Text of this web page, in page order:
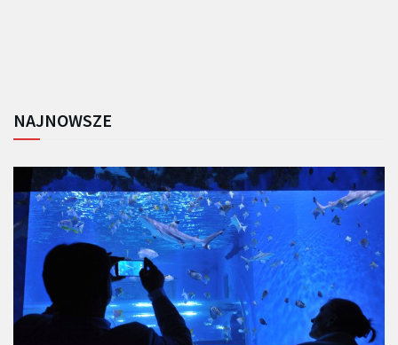
NAJNOWSZE